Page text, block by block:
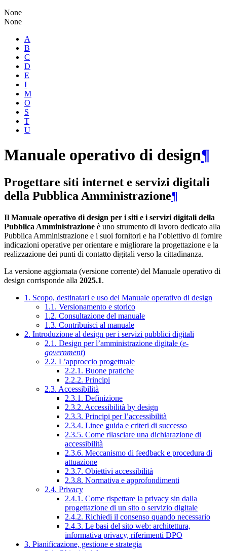
None
None
A
B
C
D
E
I
M
O
S
T
U
Manuale operativo di design¶
Progettare siti internet e servizi digitali
della Pubblica Amministrazione¶
Il Manuale operativo di design per i siti e i servizi digitali della
Pubblica Amministrazione è uno strumento di lavoro dedicato alla
Pubblica Amministrazione e i suoi fornitori e ha l’obiettivo di fornire
indicazioni operative per orientare e migliorare la progettazione e la
realizzazione dei punti di contatto digitali verso la cittadinanza.
La versione aggiornata (versione corrente) del Manuale operativo di
design corrisponde alla 2025.1.
1. Scopo, destinatari e uso del Manuale operativo di design
1.1. Versionamento e storico
1.2. Consultazione del manuale
1.3. Contribuisci al manuale
2. Introduzione al design per i servizi pubblici digitali
2.1. Design per l’amministrazione digitale (e-
government)
2.2. L’approccio progettuale
2.2.1. Buone pratiche
2.2.2. Principi
2.3. Accessibilità
2.3.1. Definizione
2.3.2. Accessibilità by design
2.3.3. Principi per l’accessibilità
2.3.4. Linee guida e criteri di successo
2.3.5. Come rilasciare una dichiarazione di
accessibilità
2.3.6. Meccanismo di feedback e procedura di
attuazione
2.3.7. Obiettivi accessibilità
2.3.8. Normativa e approfondimenti
2.4. Privacy
2.4.1. Come rispettare la privacy sin dalla
progettazione di un sito o servizio digitale
2.4.2. Richiedi il consenso quando necessario
2.4.3. Le basi del sito web: architettura,
informativa privacy, riferimenti DPO
3. Pianificazione, gestione e strategia